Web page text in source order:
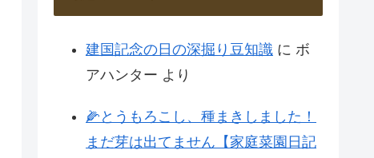
建国記念の日の深掘り豆知識 に ボ
アハンター より
🌽とうもろこし、種まきしました！
まだ芽は出てません【家庭菜園日記